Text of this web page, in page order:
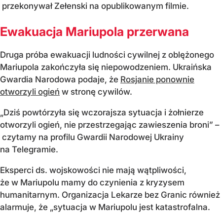
przekonywał Zełenski na opublikowanym filmie.
Ewakuacja Mariupola przerwana
Druga próba ewakuacji ludności cywilnej z oblężonego
Mariupola zakończyła się niepowodzeniem. Ukraińska
Gwardia Narodowa podaje, że Rosjanie ponownie
otworzyli ogień w stronę cywilów.
„Dziś powtórzyła się wczorajsza sytuacja i żołnierze
otworzyli ogień, nie przestrzegając zawieszenia broni” –
czytamy na profilu Gwardii Narodowej Ukrainy
na Telegramie.
Eksperci ds. wojskowości nie mają wątpliwości,
że w Mariupolu mamy do czynienia z kryzysem
humanitarnym. Organizacja Lekarze bez Granic również
alarmuje, że „sytuacja w Mariupolu jest katastrofalna.